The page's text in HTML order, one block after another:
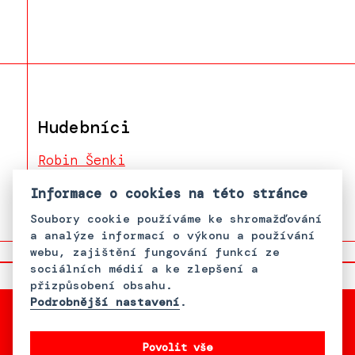
Hudebníci
Robin Šenki
Informace o cookies na této stránce
Soubory cookie používáme ke shromažďování
a analýze informací o výkonu a používání
webu, zajištění fungování funkcí ze
sociálních médií a ke zlepšení a
přizpůsobení obsahu.
Podrobnější nastavení .
Povolit vše